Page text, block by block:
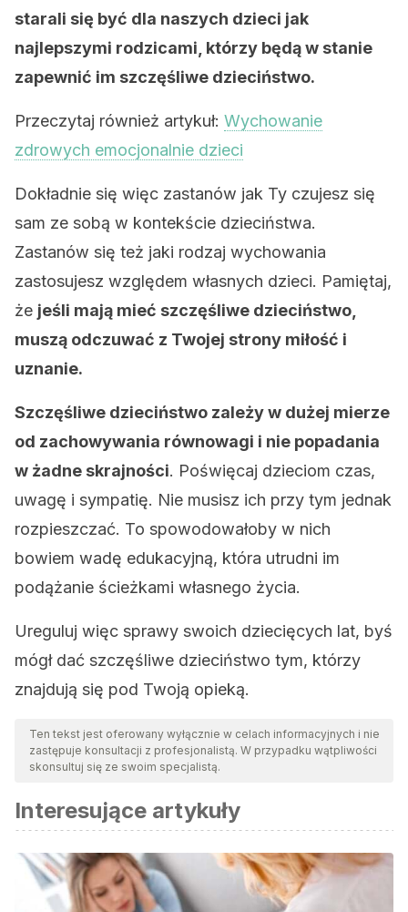
starali się być dla naszych dzieci jak
najlepszymi rodzicami, którzy będą w stanie
zapewnić im szczęśliwe dzieciństwo.
Przeczytaj również artykuł: Wychowanie
zdrowych emocjonalnie dzieci
Dokładnie się więc zastanów jak Ty czujesz się
sam ze sobą w kontekście dzieciństwa.
Zastanów się też jaki rodzaj wychowania
zastosujesz względem własnych dzieci. Pamiętaj,
że jeśli mają mieć szczęśliwe dzieciństwo,
muszą odczuwać z Twojej strony miłość i
uznanie.
Szczęśliwe dzieciństwo zależy w dużej mierze
od zachowywania równowagi i nie popadania
w żadne skrajności. Poświęcaj dzieciom czas,
uwagę i sympatię. Nie musisz ich przy tym jednak
rozpieszczać. To spowodowałoby w nich
bowiem wadę edukacyjną, która utrudni im
podążanie ścieżkami własnego życia.
Ureguluj więc sprawy swoich dziecięcych lat, byś
mógł dać szczęśliwe dzieciństwo tym, którzy
znajdują się pod Twoją opieką.
Ten tekst jest oferowany wyłącznie w celach informacyjnych i nie
zastępuje konsultacji z profesjonalistą. W przypadku wątpliwości
skonsultuj się ze swoim specjalistą.
Interesujące artykuły